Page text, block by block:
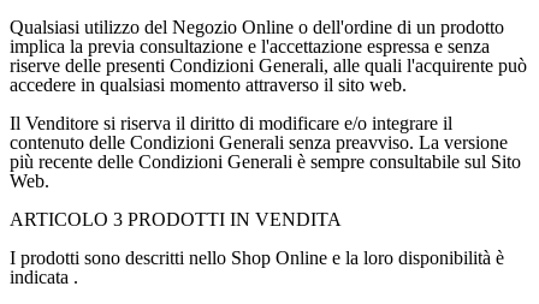
Qualsiasi utilizzo del Negozio Online o dell'ordine di un prodotto
implica la previa consultazione e l'accettazione espressa e senza
riserve delle presenti Condizioni Generali, alle quali l'acquirente può
accedere in qualsiasi momento attraverso il sito web.
Il Venditore si riserva il diritto di modificare e/o integrare il
contenuto delle Condizioni Generali senza preavviso. La versione
più recente delle Condizioni Generali è sempre consultabile sul Sito
Web.
ARTICOLO 3 PRODOTTI IN VENDITA
I prodotti sono descritti nello Shop Online e la loro disponibilità è
indicata .